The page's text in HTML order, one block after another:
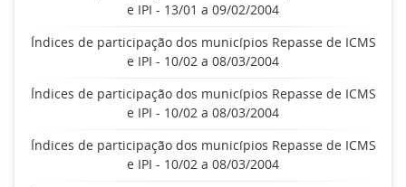
e IPI - 13/01 a 09/02/2004
Índices de participação dos municípios Repasse de ICMS
e IPI - 10/02 a 08/03/2004
Índices de participação dos municípios Repasse de ICMS
e IPI - 10/02 a 08/03/2004
Índices de participação dos municípios Repasse de ICMS
e IPI - 10/02 a 08/03/2004